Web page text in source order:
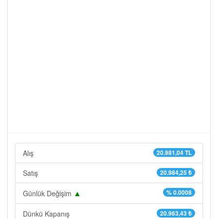
20.981,04 TL
Alış
20.984,25 ₺
Satış
% 0.0008
Günlük Değişim ▲
20.963,43 ₺
Dünkü Kapanış